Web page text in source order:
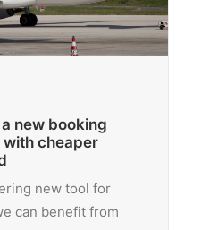
new booking
cheaper
new tool for
can benefit from